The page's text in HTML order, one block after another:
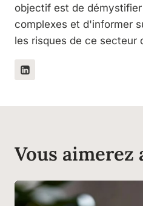
objectif est de
complexes et d'informer
les risques de ce secteur
Vous aimerez